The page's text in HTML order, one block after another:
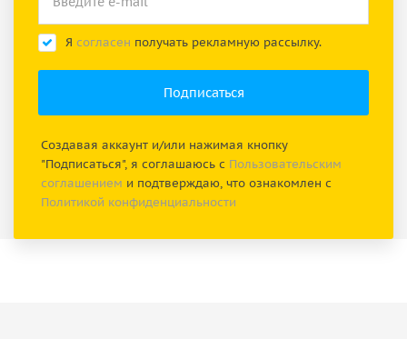
Я согласен получать рекламную рассылку.
Создавая аккаунт и/или нажимая кнопку
"Подписаться", я соглашаюсь с Пользовательским
соглашением и подтверждаю, что ознакомлен с
Политикой конфиденциальности